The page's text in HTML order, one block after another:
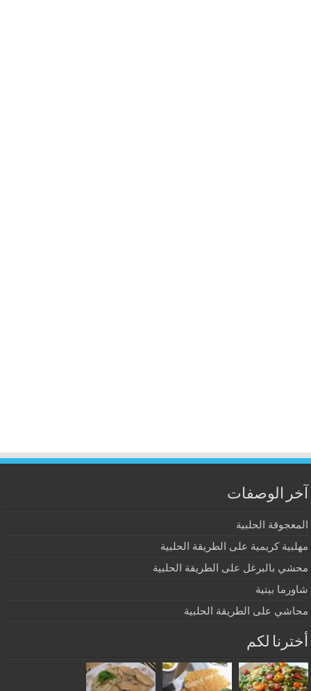
آخر الوصفات
المعجوقة الحلبية
مهلبية كريمية على الطريقة الحلبية
محشي بالبرغل على الطريقة الحلبية
شاورما بيتية
محاشي على الطريقة الحلبية
أخترنا لكم